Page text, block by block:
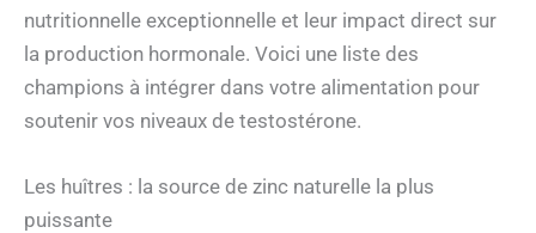
nutritionnelle exceptionnelle et leur impact direct sur
la production hormonale. Voici une liste des
champions à intégrer dans votre alimentation pour
soutenir vos niveaux de testostérone.
Les huîtres : la source de zinc naturelle la plus
puissante